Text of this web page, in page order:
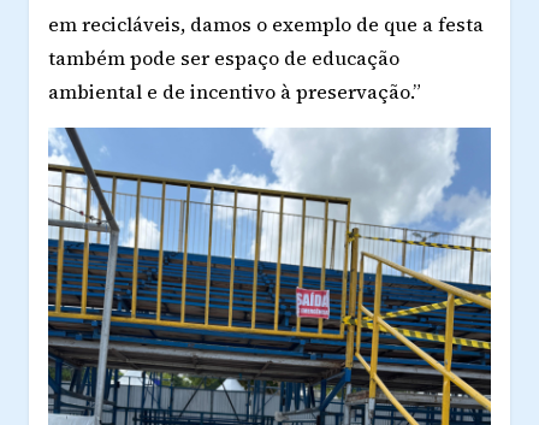
em recicláveis, damos o exemplo de que a festa
também pode ser espaço de educação
ambiental e de incentivo à preservação.”